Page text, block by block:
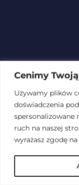
Cenimy
Używamy plików
doświadczenia
spersonalizowane
ruch na naszej
wyrażasz zgodę